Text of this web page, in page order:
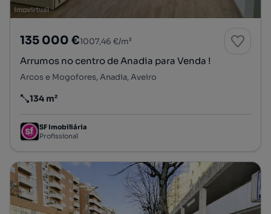
135 000 €1007,46 €/m²
Arrumos no centro de Anadia para Venda !
Arcos e Mogofores, Anadia, Aveiro
Preço por metro quadrado
134 m²
SF Imobiliária
Profissional